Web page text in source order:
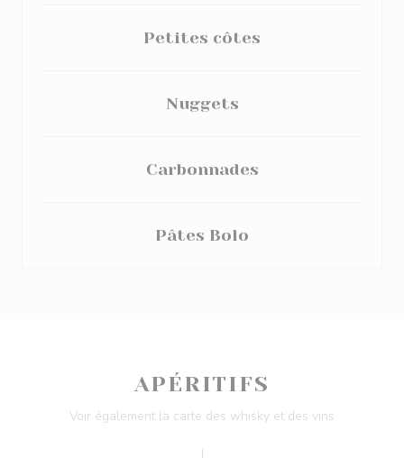
Petites côtes
Nuggets
Carbonnades
Pâtes Bolo
APÉRITIFS
Voir également la carte des whisky et des vins